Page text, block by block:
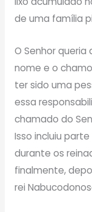
de uma família
O Senhor
nome e o
ter sido uma
essa
chamado do
Isso incluiu
durante os
finalmente,
rei